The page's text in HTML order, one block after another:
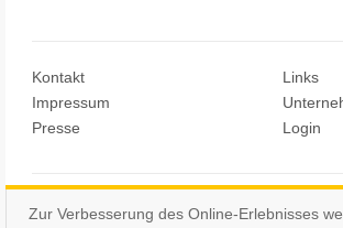
Kontakt
Impressum
Presse
Links
Login
© Skiresort Service International GmbH.
Zur Verbesserung des Online-Erlebnisses